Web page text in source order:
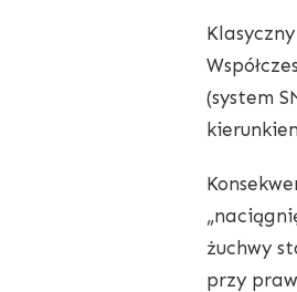
Klasyczny
(system
żuchwy
przy